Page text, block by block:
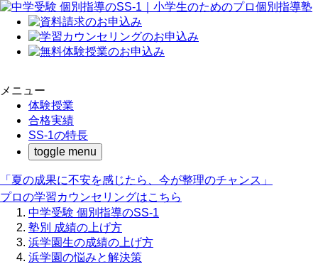
メニュー
体験授業
合格実績
SS-1の特長
toggle menu
「夏の成果に不安を感じたら、今が整理のチャンス」
プロの学習カウンセリングはこちら
中学受験 個別指導のSS-1
塾別 成績の上げ方
浜学園生の成績の上げ方
浜学園の悩みと解決策